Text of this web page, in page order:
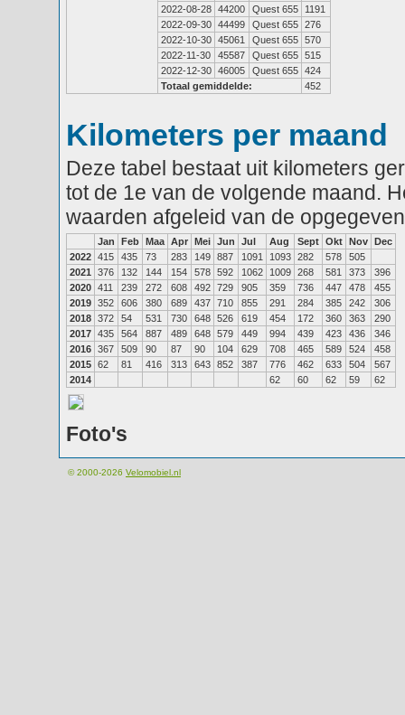
2022-08-28 44200 Quest 655
1191
2022-09-30 44499 Quest 655 276
2022-10-30 45061 Quest 655 570
2022-11-30
45587 Quest 655 515
2022-12-30 46005 Quest 655 424
Totaal gemiddelde:
452
Kilometers per maand
Deze tabel bestaat uit kilometers
tot de 1e van de volgende maand.
waarden afgeleid van de
Jan Feb Maa Apr Mei Jun Jul Aug Sept Okt Nov Dec
2022 415 435 73 283 149 887 1091 1093 282 578
505
2021
376 132 144 154 578 592 1062 1009 268 581 373
396
2020 411 239 272 608 492 729 905 359 736 447 478
455
2019 352 606 380 689 437 710 855 291 284 385 242
306
2018 372 54 531 730 648 526 619 454 172 360 363
290
2017 435 564 887 489 648 579 449 994 439 423 436
346
2016 367 509 90 87 90 104 629 708 465 589 524
458
2015 62 81 416 313 643 852 387 776 462 633 504
567
2014
62 60 62 59 62
Foto's
© 2000-2026 Velomobiel.nl